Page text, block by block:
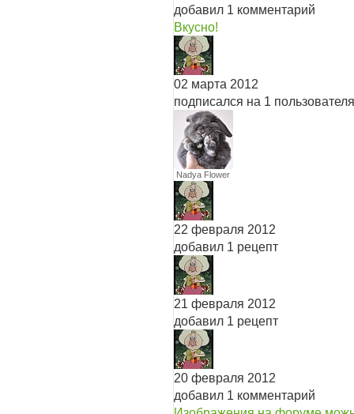
добавил 1 комментарий
Вкусно!
02 марта 2012
подписался на 1 пользователя
Nadya Flower
22 февраля 2012
добавил 1 рецепт
21 февраля 2012
добавил 1 рецепт
20 февраля 2012
добавил 1 комментарий